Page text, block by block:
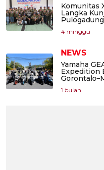
Komunitas
Langka
Pulogadung
4 minggu
NEWS
Yamaha
Expedition
1 bulan